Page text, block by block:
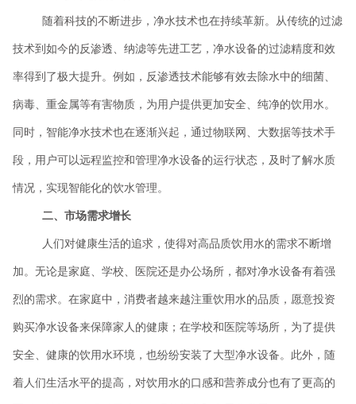
随着科技的不断进步，净水技术也在持续革新。从传统的过滤
技术到如今的反渗透、纳滤等先进工艺，净水设备的过滤精度和效
率得到了极大提升。例如，反渗透技术能够有效去除水中的细菌、
病毒、重金属等有害物质，为用户提供更加安全、纯净的饮用水。
同时，智能净水技术也在逐渐兴起，通过物联网、大数据等技术手
段，用户可以远程监控和管理净水设备的运行状态，及时了解水质
情况，实现智能化的饮水管理。
二、市场需求增长
人们对健康生活的追求，使得对高品质饮用水的需求不断增
加。无论是家庭、学校、医院还是办公场所，都对净水设备有着强
烈的需求。在家庭中，消费者越来越注重饮用水的品质，愿意投资
购买净水设备来保障家人的健康；在学校和医院等场所，为了提供
安全、健康的饮用水环境，也纷纷安装了大型净水设备。此外，随
着人们生活水平的提高，对饮用水的口感和营养成分也有了更高的